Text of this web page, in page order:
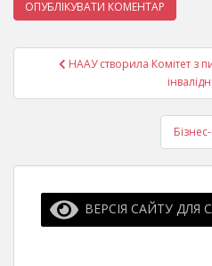
НавігаціяНААУ створила Комітет з
ВЕРСІЯ САЙТУ ДЛЯ